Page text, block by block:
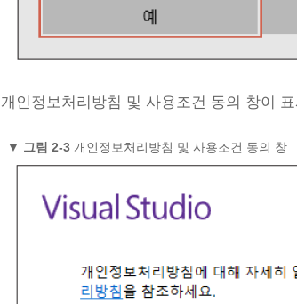
개인정보처리방침 및 사용조건 동의 창이
▼ 그림 2‑3 개인정보처리방침 및 사용조건 동의 창